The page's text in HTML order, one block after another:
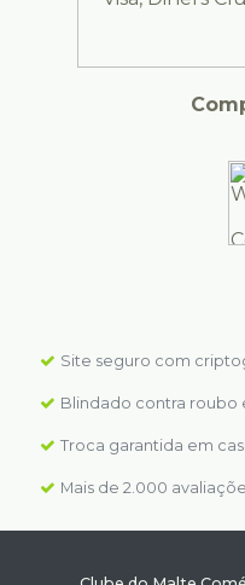
Site seguro com
Blindado contra roubo
Troca garantida em
Mais de 2.000